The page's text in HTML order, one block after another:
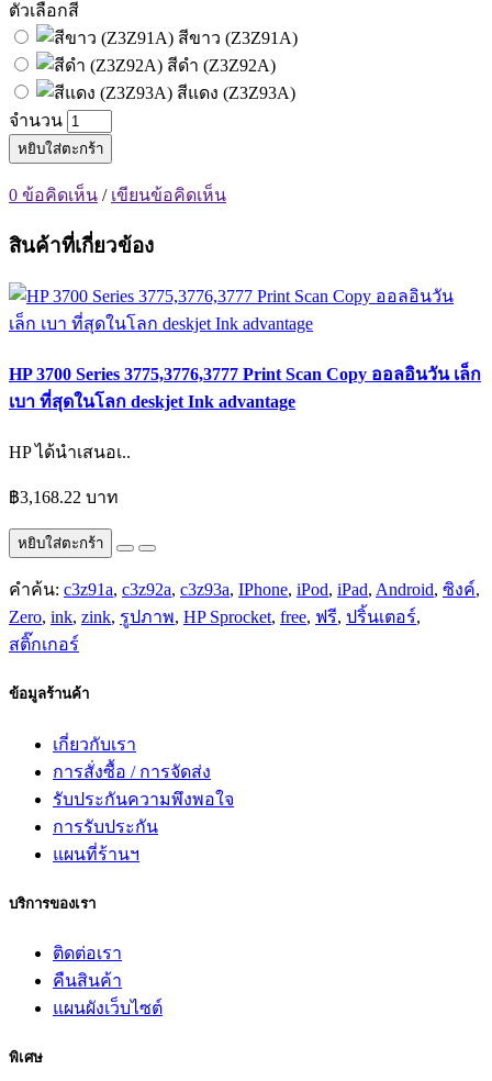
ตัวเลือกสี
สีขาว (Z3Z91A)
สีดำ (Z3Z92A)
สีแดง (Z3Z93A)
จำนวน
หยิบใส่ตะกร้า
0 ข้อคิดเห็น / เขียนข้อคิดเห็น
สินค้าที่เกี่ยวข้อง
HP 3700 Series 3775,3776,3777 Print Scan Copy ออลอินวัน เล็ก
เบา ที่สุดในโลก deskjet Ink advantage
HP ได้นำเสนอเ..
฿3,168.22 บาท
หยิบใส่ตะกร้า
คำค้น: c3z91a, c3z92a, c3z93a, IPhone, iPod, iPad, Android, ซิงค์,
Zero, ink, zink, รูปภาพ, HP Sprocket, free, ฟรี, ปริ้นเตอร์,
สติ๊กเกอร์
ข้อมูลร้านค้า
เกี่ยวกับเรา
การสั่งซื้อ / การจัดส่ง
รับประกันความพึงพอใจ
การรับประกัน
แผนที่ร้านฯ
บริการของเรา
ติดต่อเรา
คืนสินค้า
แผนผังเว็บไซต์
พิเศษ